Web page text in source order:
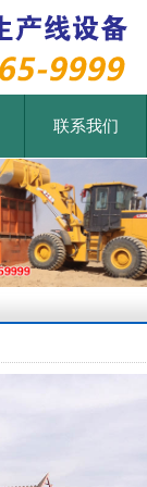
联系我们